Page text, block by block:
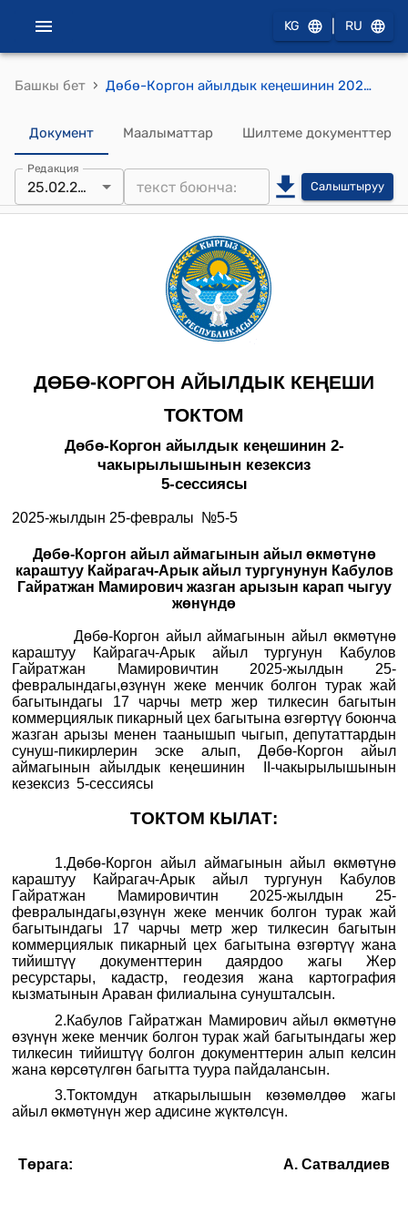
KG RU
Башкы бет › Дөбө-Коргон айылдык кеңешинин 2025-жылдын 25-февралындагы №5-5 "Дөбө-Коргон айыл аймагынын айыл өкмөтүнө караштуу Кайрагач-Арык айыл тургунунун Кабулов Гайратжан Мамирович жазган арызын карап чыгуу жөнүндө" токтому.
Документ Маалыматтар Шилтеме документтер
Редакция
25.02.2025 Салыштыруу